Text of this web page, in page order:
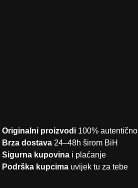
Originalni proizvodi 100% autentično
Brza dostava 24–48h širom BiH
Sigurna kupovina i plaćanje
Podrška kupcima uvijek tu za tebe